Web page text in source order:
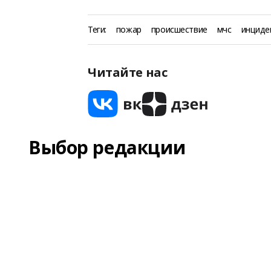
Теги: пожар происшествие мчс
Читайте нас
Выбор редакции